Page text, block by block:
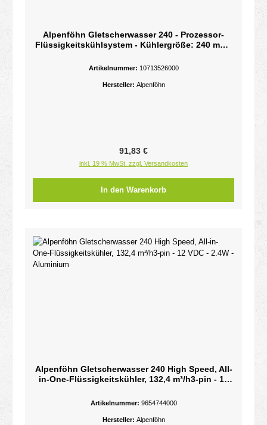
Alpenföhn Gletscherwasser 240 - Prozessor-
Flüssigkeitskühlsystem - Kühlergröße: 240 mm -
LGA1155, AM3+, LGA2011, FM1, LGA1150,
Artikelnummer: 10713526000
Hersteller: Alpenföhn
Regulärer Preis:
91,83 €
inkl. 19 % MwSt. zzgl. Versandkosten
In den Warenkorb
Alpenföhn Gletscherwasser 240 High Speed, All-
in-One-Flüssigkeitskühler, 132,4 m³/h3-pin - 12
Artikelnummer: 9654744000
Hersteller: Alpenföhn